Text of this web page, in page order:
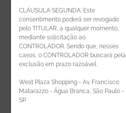
CLÁUSULA SEGUNDA: Este
consentimento poderá ser revogado
pelo TITULAR, a qualquer momento,
mediante solicitação ao
CONTROLADOR. Sendo que, nesses
casos, o CONTROLADOR buscará pela
exclusão em prazo razoável.
West Plaza Shopping - Av. Francisco
Matarazzo - Água Branca, São Paulo -
SP